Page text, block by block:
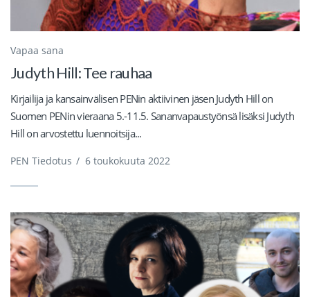
Vapaa sana
Judyth Hill: Tee rauhaa
Kirjailija ja kansainvälisen PENin aktiivinen jäsen Judyth Hill on
Suomen PENin vieraana 5.-11.5. Sananvapaustyönsä lisäksi Judyth
Hill on arvostettu luennoitsija...
PEN Tiedotus / 6 toukokuuta 2022